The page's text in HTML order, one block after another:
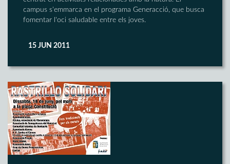
campus s'emmarca en el programa Generacció, que busca
fomentar l'oci saludable entre els joves.
15 JUN 2011